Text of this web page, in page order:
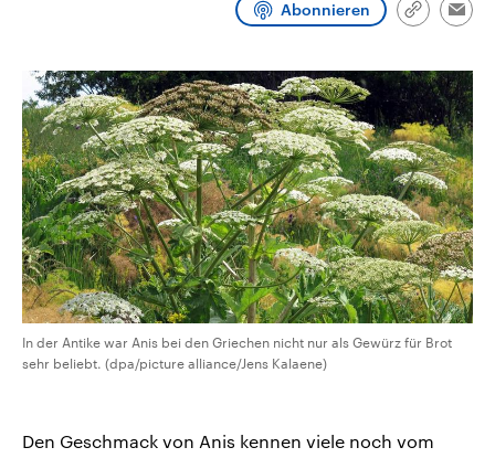
und Hintergründe zu den Parteien
Programm Podcasts
Audio-Archiv
Abonnieren
Link
In der Antike war Anis bei den Griechen nicht nur als Gewürz für Brot
sehr beliebt. (dpa/picture alliance/Jens Kalaene)
Den Geschmack von Anis kennen viele noch vom